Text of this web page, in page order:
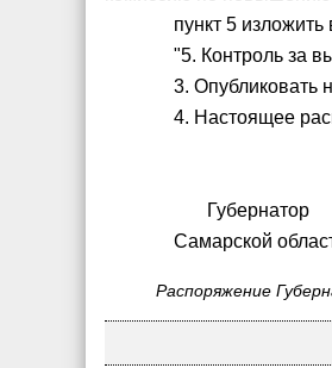
пункт 5
"5. Контроль за
3. Опубликовать
4. Настоящее
Губернатор
Распоряжение